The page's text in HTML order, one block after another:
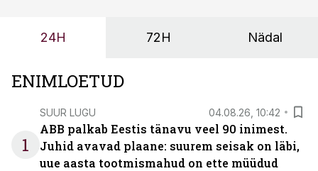
24H 72H Nädal
ENIMLOETUD
1
SUUR LUGU 04.08.26, 10:42
ABB palkab Eestis tänavu veel 90 inimest.
Juhid avavad plaane: suurem seisak on läbi,
uue aasta tootmismahud on ette müüdud